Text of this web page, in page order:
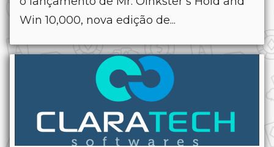
Win 10,000, nova edição de...